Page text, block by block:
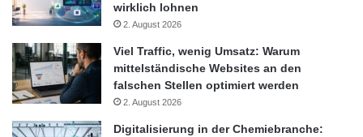
wirklich lohnen
2. August 2026
Viel Traffic, wenig Umsatz: Warum
mittelständische Websites an den
falschen Stellen optimiert werden
2. August 2026
Digitalisierung in der Chemiebranche: